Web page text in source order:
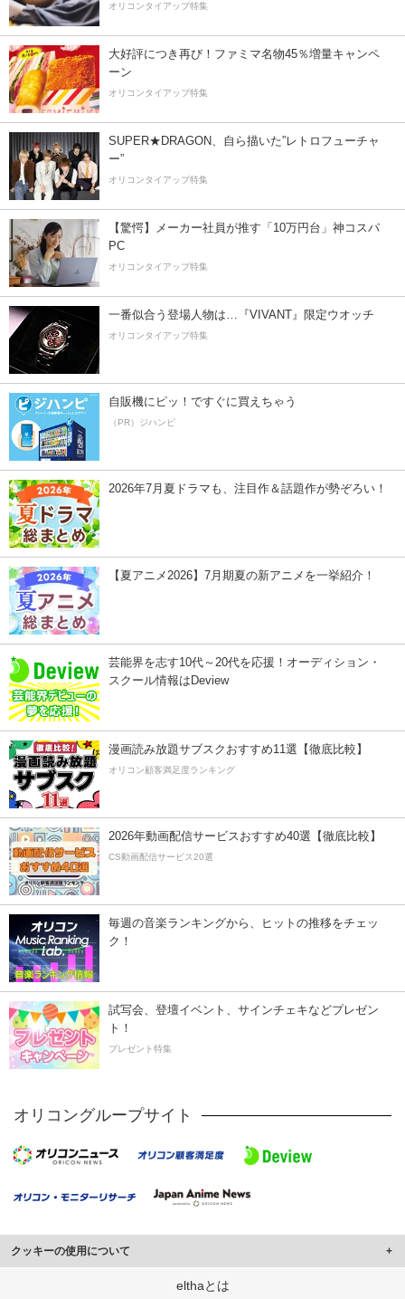
オリコンタイアップ特集
大好評につき再び！ファミマ名物45％増量キャンペ
ーン
オリコンタイアップ特集
SUPER★DRAGON、自ら描いた”レトロフューチャ
ー”
オリコンタイアップ特集
【驚愕】メーカー社員が推す「10万円台」神コスパ
PC
オリコンタイアップ特集
一番似合う登場人物は…『VIVANT』限定ウオッチ
オリコンタイアップ特集
自販機にピッ！ですぐに買えちゃう
（PR）ジハンピ
2026年7月夏ドラマも、注目作＆話題作が勢ぞろい！
【夏アニメ2026】7月期夏の新アニメを一挙紹介！
芸能界を志す10代～20代を応援！オーディション・
スクール情報はDeview
漫画読み放題サブスクおすすめ11選【徹底比較】
オリコン顧客満足度ランキング
2026年動画配信サービスおすすめ40選【徹底比較】
CS動画配信サービス20選
毎週の音楽ランキングから、ヒットの推移をチェッ
ク！
試写会、登壇イベント、サインチェキなどプレゼン
ト！
プレゼント特集
オリコングループサイト
クッキーの使用について
このサイトでは Cookie を使用して、ユーザーに合わせたコンテンツや広告の
elthaとは